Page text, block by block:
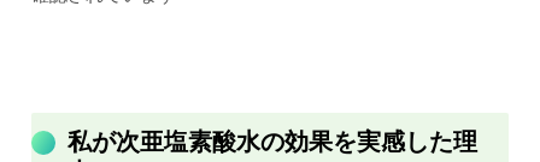
私が次亜塩素酸水の効果を実感した理